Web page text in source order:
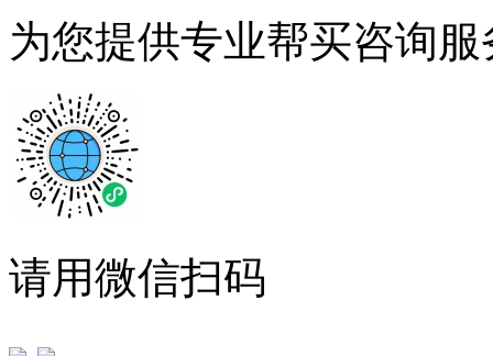
为您提供专业帮买咨询服
请用微信扫码